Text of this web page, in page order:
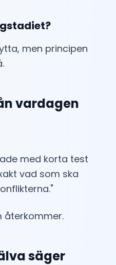
men principen
vardagen
med korta test
vad som ska
återkommer.
säger